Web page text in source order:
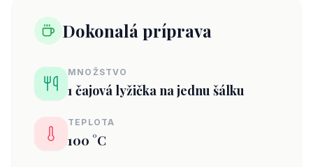
Dokonalá príprava
MNOŽSTVO
1 čajová lyžička na jednu šálku
TEPLOTA
100 °C